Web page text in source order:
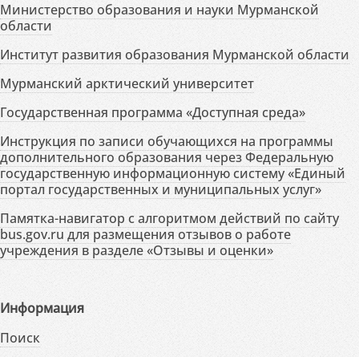
Министерство образования и науки Мурманской
области
Институт развития образования Мурманской области
Мурманский арктический университет
Государственная программа «Доступная среда»
Инструкция по записи обучающихся на программы
дополнительного образования через Федеральную
государственную информационную систему «Единый
портал государственных и муниципальных услуг»
Памятка-навигатор с алгоритмом действий по сайту
bus.gov.ru для размещения отзывов о работе
учреждения в разделе «Отзывы и оценки»
Информация
Поиск